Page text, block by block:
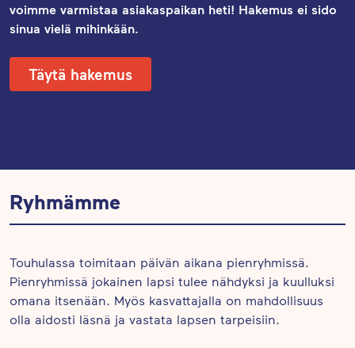
voimme varmistaa asiakaspaikan heti! Hakemus ei sido
sinua vielä mihinkään.
Täytä hakemus
Ryhmämme
Touhulassa toimitaan päivän aikana pienryhmissä.
Pienryhmissä jokainen lapsi tulee nähdyksi ja kuulluksi
omana itsenään. Myös kasvattajalla on mahdollisuus
olla aidosti läsnä ja vastata lapsen tarpeisiin.